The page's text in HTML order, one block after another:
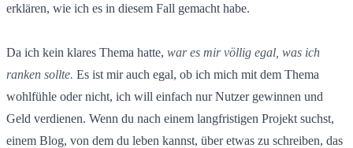
erklären, wie ich es in diesem Fall gemacht habe.
Da ich kein klares Thema hatte, war es mir völlig egal, was ich
ranken sollte. Es ist mir auch egal, ob ich mich mit dem Thema
wohlfühle oder nicht, ich will einfach nur Nutzer gewinnen und
Geld verdienen. Wenn du nach einem langfristigen Projekt suchst,
einem Blog, von dem du leben kannst, über etwas zu schreiben, das